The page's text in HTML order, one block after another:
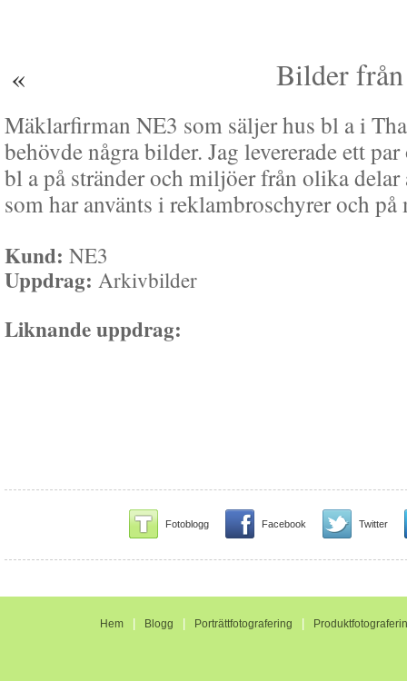
« Bilder
Mäklarfirman NE3 som säljer hus bl a i
behövde några bilder. Jag levererade ett
bl a på stränder och miljöer från olika
som har använts i reklambroschyrer och på
Kund: NE3
Uppdrag: Arkivbilder
Liknande uppdrag:
Fotoblogg Facebook Twitter
Hem Blogg Porträttfotografering